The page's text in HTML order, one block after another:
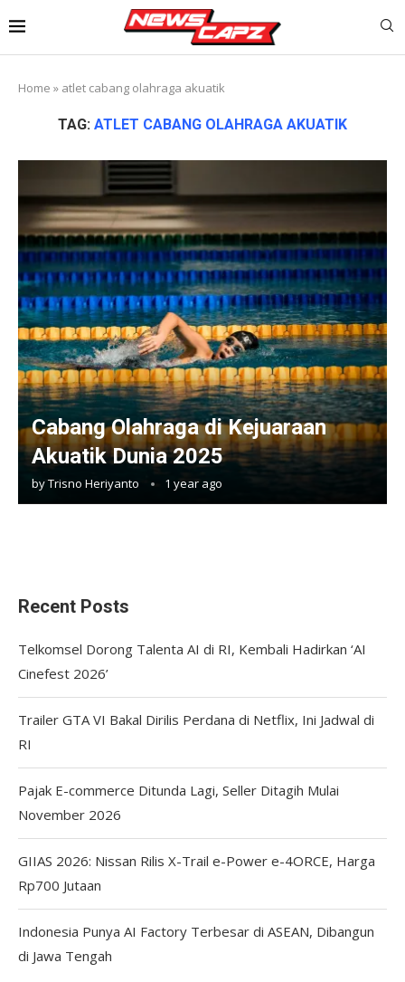
Home » atlet cabang olahraga akuatik
TAG: ATLET CABANG OLAHRAGA AKUATIK
Cabang Olahraga di Kejuaraan
Akuatik Dunia 2025
byTrisno Heriyanto 1 year ago
Recent Posts
Telkomsel Dorong Talenta AI di RI, Kembali Hadirkan ‘AI
Cinefest 2026’
Trailer GTA VI Bakal Dirilis Perdana di Netflix, Ini Jadwal di
RI
Pajak E-commerce Ditunda Lagi, Seller Ditagih Mulai
November 2026
GIIAS 2026: Nissan Rilis X-Trail e-Power e-4ORCE, Harga
Rp700 Jutaan
Indonesia Punya AI Factory Terbesar di ASEAN, Dibangun
di Jawa Tengah